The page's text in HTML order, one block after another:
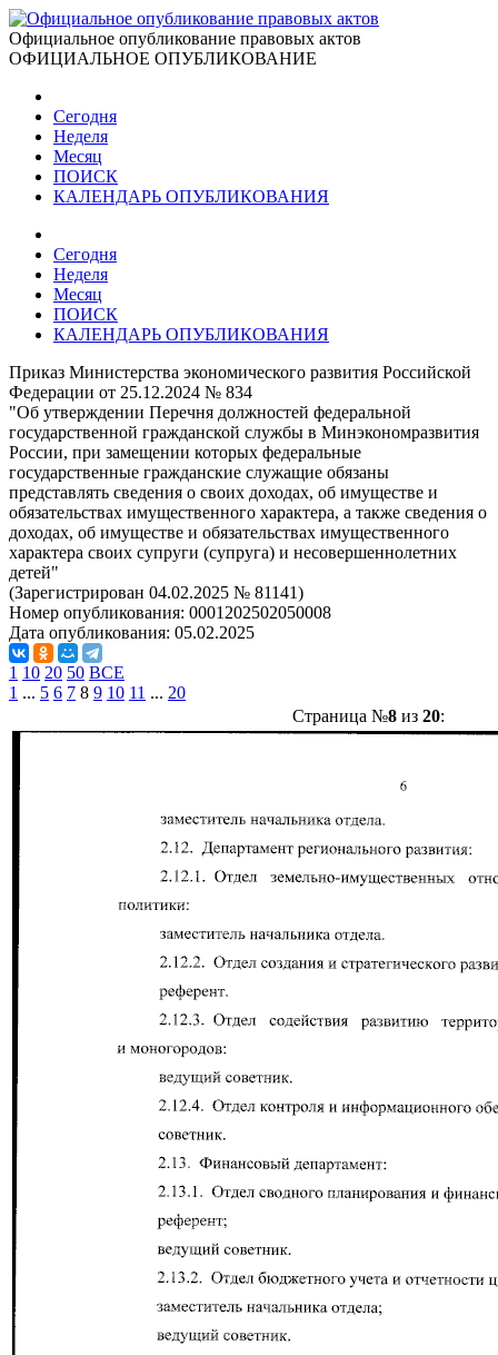
Официальное опубликование правовых актов
ОФИЦИАЛЬНОЕ ОПУБЛИКОВАНИЕ
Сегодня
Неделя
Месяц
ПОИСК
КАЛЕНДАРЬ ОПУБЛИКОВАНИЯ
Сегодня
Неделя
Месяц
ПОИСК
КАЛЕНДАРЬ ОПУБЛИКОВАНИЯ
Приказ Министерства экономического развития Российской
Федерации от 25.12.2024 № 834
"Об утверждении Перечня должностей федеральной
государственной гражданской службы в Минэкономразвития
России, при замещении которых федеральные
государственные гражданские служащие обязаны
представлять сведения о своих доходах, об имуществе и
обязательствах имущественного характера, а также сведения о
доходах, об имуществе и обязательствах имущественного
характера своих супруги (супруга) и несовершеннолетних
детей"
(Зарегистрирован 04.02.2025 № 81141)
Номер опубликования: 0001202502050008
Дата опубликования: 05.02.2025
1 10 20 50 ВСЕ
1 ... 5 6 7 8 9 10 11 ... 20
Страница №8из 20: